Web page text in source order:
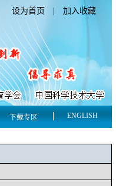
设为首页 加入收藏
下载专区 ENGLISH